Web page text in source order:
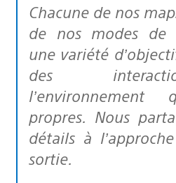
Chacune de nos maps multijoueur et
de nos modes de
une variété
des
propres. Nous
détails à
sortie.